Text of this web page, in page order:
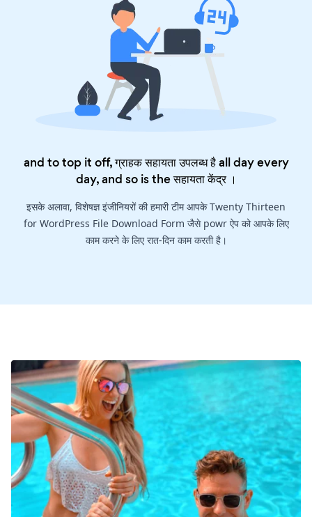
and to top it off, ग्राहक सहायता उपलब्ध है all day every
day, and so is theसहायता केंद्र।
इसके अलावा, विशेषज्ञ इंजीनियरों की हमारी टीम आपके Twenty Thirteen
for WordPress File Download Form जैसे powr ऐप को आपके लिए
काम करने के लिए रात-दिन काम करती है।